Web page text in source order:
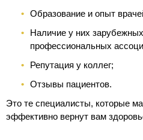
Образование и опыт
Наличие у них
профессиональных
Репутация у коллег;
Отзывы пациентов.
Это те специалисты, которые
эффективно вернут вам